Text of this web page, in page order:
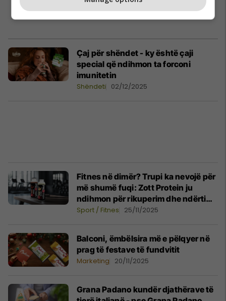
Çaj për shëndet - ky është çaji
special që ndihmon ta forconi
imunitetin
Shëndeti 02/12/2025
Fitnes në dimër? Trupi ka nevojë për
më shumë fuqi: Zott Protein ju
ndihmon për rikuperim dhe ndërtim
muskujsh
Sport / Fitnes 25/11/2025
Balconi, ëmbëlsira më e pëlqyer në
prag të festave të fundvitit
Marketing 20/11/2025
Grana Padano kundër djathërave të